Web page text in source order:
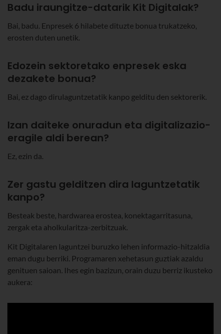
Badu iraungitze-datarik Kit Digitalak?
Bai, badu. Enpresek 6 hilabete dituzte bonua trukatzeko,
erosten duten unetik.
Edozein sektoretako enpresek eska
dezakete bonua?
Bai, ez dago dirulaguntzetatik kanpo gelditu den sektorerik.
Izan daiteke onuradun eta digitalizazio-
eragile aldi berean?
Ez, ezin da.
Zer gastu gelditzen dira laguntzetatik
kanpo?
Besteak beste, hardwarea erostea, konektagarritasuna,
zergak eta aholkularitza-zerbitzuak.
Kit Digitalaren laguntzei buruzko lehen informazio-hitzaldia
eman dugu berriki. Programaren xehetasun guztiak azaldu
genituen saioan. Ihes egin bazizun, orain duzu berriz ikusteko
aukera: